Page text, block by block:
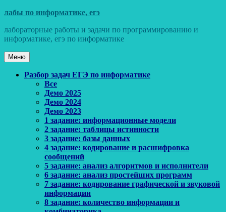
Перейти
содержимому
лабы по информатике, егэ
лабораторные работы и задачи по программированию и
информатике, егэ по информатике
Меню
Основное
Разбор задач ЕГЭ по информатике
Все
Демо 2025
Демо 2024
Демо 2023
1 задание: информационные модели
2 задание: таблицы истинности
3 задание: базы данных
4 задание: кодирование и расшифровка
сообщений
5 задание: анализ алгоритмов и исполнители
6 задание: анализ простейших программ
7 задание: кодирование графической и звуковой
информации
8 задание: количество информации и